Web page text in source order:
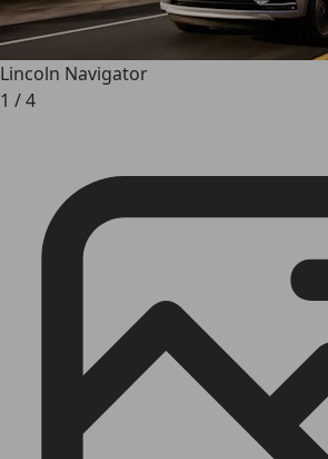
Lincoln Navigator
1 /4